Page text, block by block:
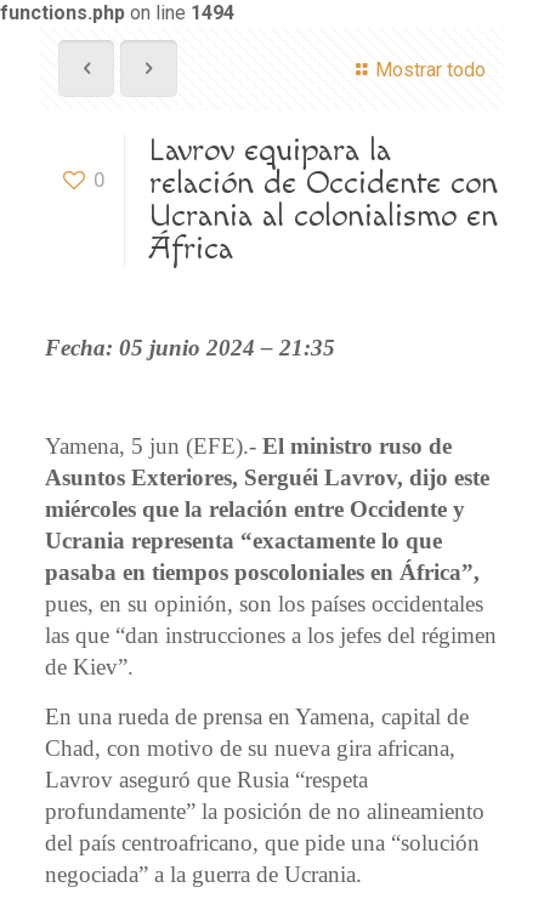
functions.php on line 1494
Mostrar todo
0
Lavrov equipara la
relación de Occidente con
Ucrania al colonialismo en
África
Fecha: 05 junio 2024 – 21:35
Yamena, 5 jun (EFE).- El ministro ruso de
Asuntos Exteriores, Serguéi Lavrov, dijo este
miércoles que la relación entre Occidente y
Ucrania representa “exactamente lo que
pasaba en tiempos poscoloniales en África”,
pues, en su opinión, son los países occidentales
las que “dan instrucciones a los jefes del régimen
de Kiev”.
En una rueda de prensa en Yamena, capital de
Chad, con motivo de su nueva gira africana,
Lavrov aseguró que Rusia “respeta
profundamente” la posición de no alineamiento
del país centroafricano, que pide una “solución
negociada” a la guerra de Ucrania.